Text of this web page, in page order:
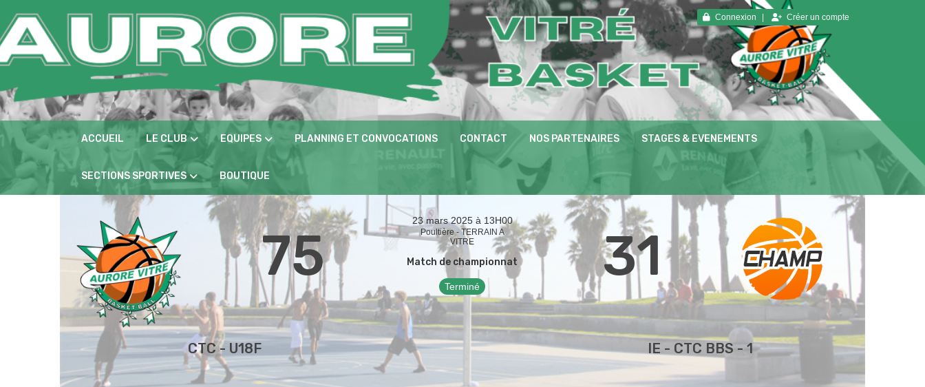
Connexion Créer un compte
ACCUEIL LE CLUB EQUIPES PLANNING ET CONVOCATIONS CONTACT NOS PARTENAIRES STAGES & EVENEMENTS
SECTIONS SPORTIVES BOUTIQUE
23 mars 2025 à 13H00
Poultière - TERRAIN A
VITRE
Match de championnat
Terminé
75 31
CTC - U18F IE - CTC BBS - 1